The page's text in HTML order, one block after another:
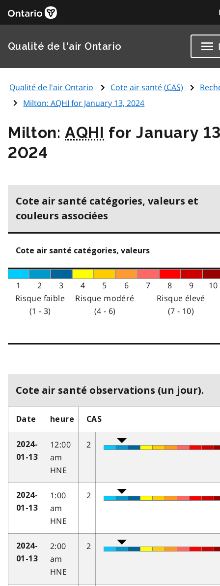
Qualité de l'air Ontario
Qualité de l'air Ontario Cote air santé (CAS)
Milton:AQHI for January 13, 2024
Milton:AQHI for January
2024
Cote air santé catégories, valeurs et
couleurs associées
Cote air santé catégories, valeurs
1 2 3 4 5 6 7 8 9
10
Risque faible
(1 - 3)
Risque modéré
(4 - 6)
Risque élevé
(7 - 10)
Cote air santé observations (un jour).
Date heure CAS
2024-
01-13
12:00
am
HNE
2
2024-
01-13
1:00
am
HNE
2
2024-
01-13
2:00
am
HNE
2